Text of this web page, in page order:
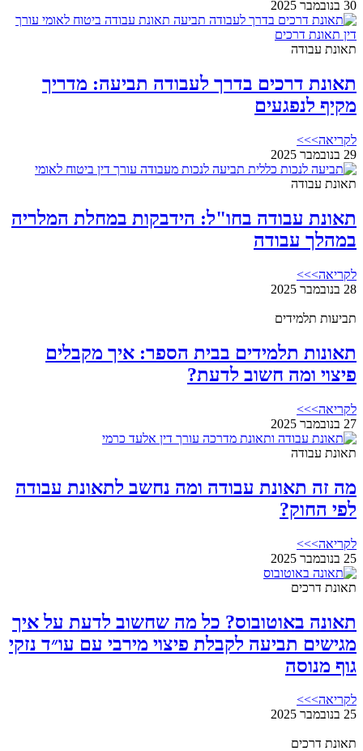
30 בנובמבר 2025
תאונת עבודה
תאונת דרכים בדרך לעבודה תביעה: מדריך
מקיף לנפגעים
לקריאה>>>
29 בנובמבר 2025
תאונת עבודה
תאונת עבודה בחו"ל: הידבקות במחלת המלריה
במהלך עבודה
לקריאה>>>
28 בנובמבר 2025
תביעות תלמידים
תאונות תלמידים בבית הספר: איך מקבלים
פיצוי ומה חשוב לדעת?
לקריאה>>>
27 בנובמבר 2025
תאונת עבודה
מה זה תאונת עבודה ומה נחשב לתאונת עבודה
לפי החוק?
לקריאה>>>
25 בנובמבר 2025
תאונת דרכים
תאונה באוטובוס? כל מה שחשוב לדעת על איך
מגישים תביעה לקבלת פיצוי מירבי עם עו״ד נזקי
גוף מנוסה
לקריאה>>>
25 בנובמבר 2025
תאונת דרכים